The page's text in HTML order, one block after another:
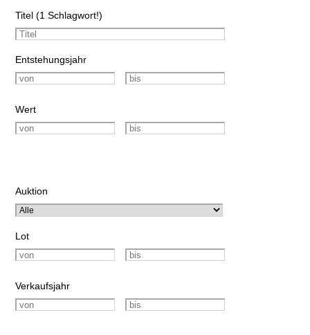
Titel (1 Schlagwort!)
Entstehungsjahr
Wert
Auktion
Lot
Verkaufsjahr